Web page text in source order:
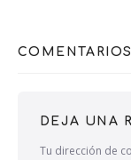
COMENTARIOS
DEJA UNA
Tu dirección de